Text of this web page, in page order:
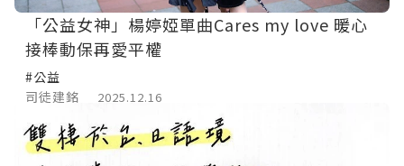
「公益女神」楊婷婭單曲Cares my love 暖心
接棒動保再愛平權
#公益
司徒建銘
2025.12.16